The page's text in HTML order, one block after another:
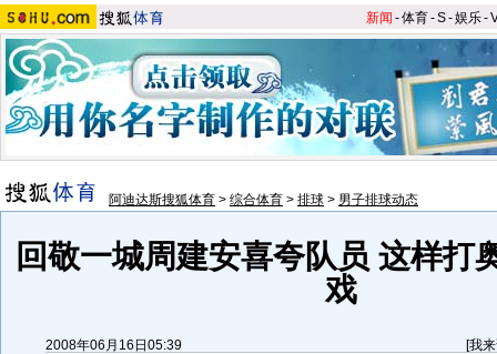
新闻 -体育-S-娱乐-
阿迪达斯搜狐体育 > 综合体育 > 排球 > 男子排球动态
回敬一城周建安喜夸队员 这样打
戏
2008年06月16日05:39 [我